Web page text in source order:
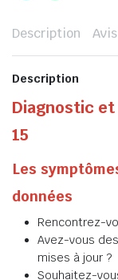
Description
Description
Diagnostic
15
Les
données
Rencontrez-
Avez-vous
mises à jour ?
Souhaitez-